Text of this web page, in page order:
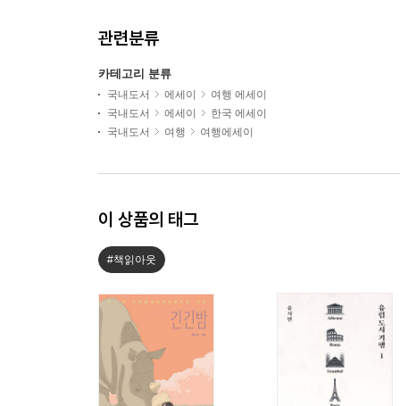
관련분류
카테고리 분류
국내도서 에세이
여행 에세이
국내도서
에세이
한국 에세이
국내도서
여행 여행에세이
이 상품의 태그
#책읽아웃